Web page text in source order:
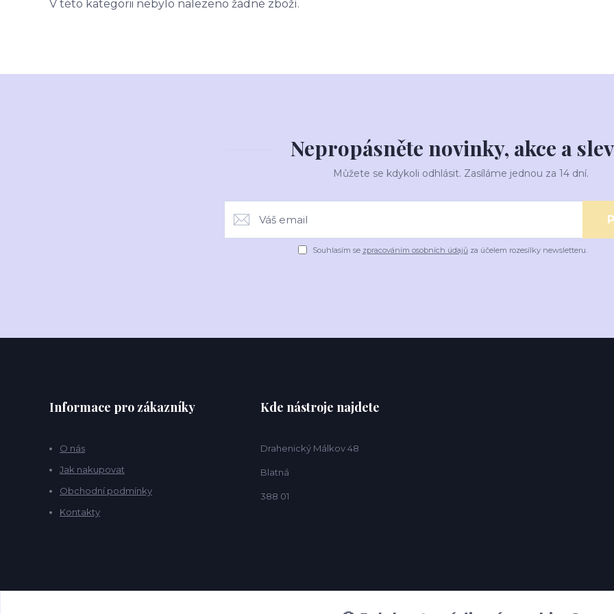
V této kategorii nebylo nalezeno žádné zboží.
Nepropásněte novinky, akce a
Můžete se kdykoli odhlásit. Zasíláme jednou za 14 dní.
Souhlasím se zpracováním osobních údajůza účelem rozesílky newsletteru.
Informace pro zákazníky
O nás
Jak nakupovat
Obchodní podmínky
Kontakty
Kde nástroje najdete
Drahenický Málkov 48
Blatná
388 01